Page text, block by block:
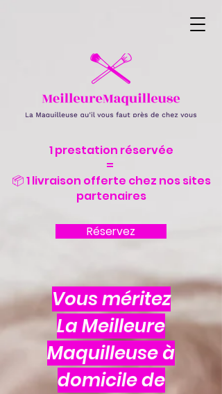
1 prestation réservée
=
📦 1 livraison offerte chez nos sites
partenaires
Réservez
Vous méritez
La Meilleure
Maquilleuse à
domicile de